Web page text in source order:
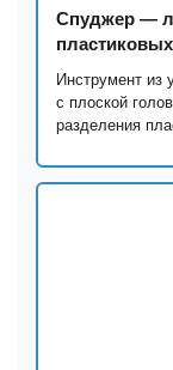
Спуджер —
Инструмент из
с плоской
разделения